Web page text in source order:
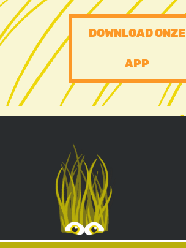
PRE
FOOTER
CTA
DOWNLOAD ONZE
APP